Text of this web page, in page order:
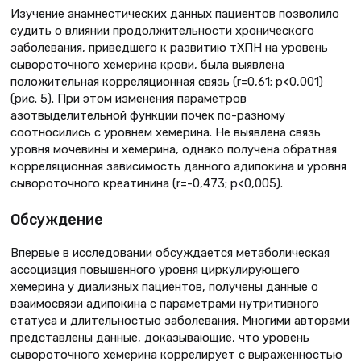
Изучение анамнестических данных пациентов позволило
судить о влиянии продолжительности хронического
заболевания, приведшего к развитию тХПН на уровень
сывороточного хемерина крови, была выявлена
положительная корреляционная связь (r=0,61; p<0,001)
(рис. 5). При этом изменения параметров
азотвыделительной функции почек по-разному
соотносились с уровнем хемерина. Не выявлена связь
уровня мочевины и хемерина, однако получена обратная
корреляционная зависимость данного адипокина и уровня
сывороточного креатинина (r=-0,473; p<0,005).
Обсуждение
Впервые в исследовании обсуждается метаболическая
ассоциация повышенного уровня циркулирующего
хемерина у диализных пациентов, получены данные о
взаимосвязи адипокина с параметрами нутритивного
статуса и длительностью заболевания. Многими авторами
представлены данные, доказывающие, что уровень
сывороточного хемерина коррелирует с выраженностью